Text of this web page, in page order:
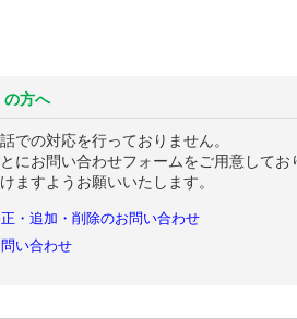
の方へ
での対応を行っておりません。
にお問い合わせフォームをご用意して
ますようお願いいたします。
・追加・削除のお問い合わせ
問い合わせ